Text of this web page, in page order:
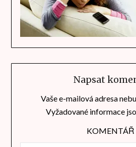
Napsat
Vaše e-mailová adresa
Vyžadované informace
KOMENTÁŘ